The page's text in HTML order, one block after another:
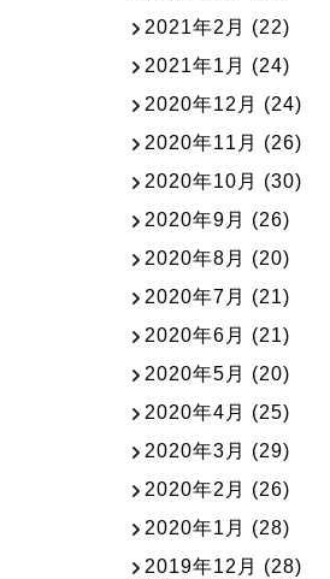
2021年2月 (22)
2021年1月 (24)
2020年12月 (24)
2020年11月 (26)
2020年10月 (30)
2020年9月 (26)
2020年8月 (20)
2020年7月 (21)
2020年6月 (21)
2020年5月 (20)
2020年4月 (25)
2020年3月 (29)
2020年2月 (26)
2020年1月 (28)
2019年12月 (28)